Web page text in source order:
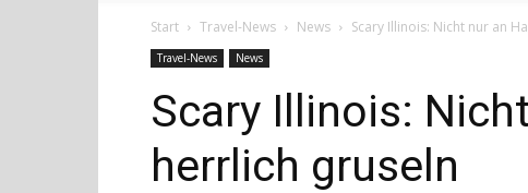
Start Travel-News News Scary Illinois: Nicht nur an
Travel-News News
Scary Illinois:
herrlich gruseln